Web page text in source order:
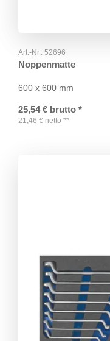
Art.-Nr.: 52696
Noppenmatte
600 x 600 mm
25,54 € brutto *
21,46 € netto **